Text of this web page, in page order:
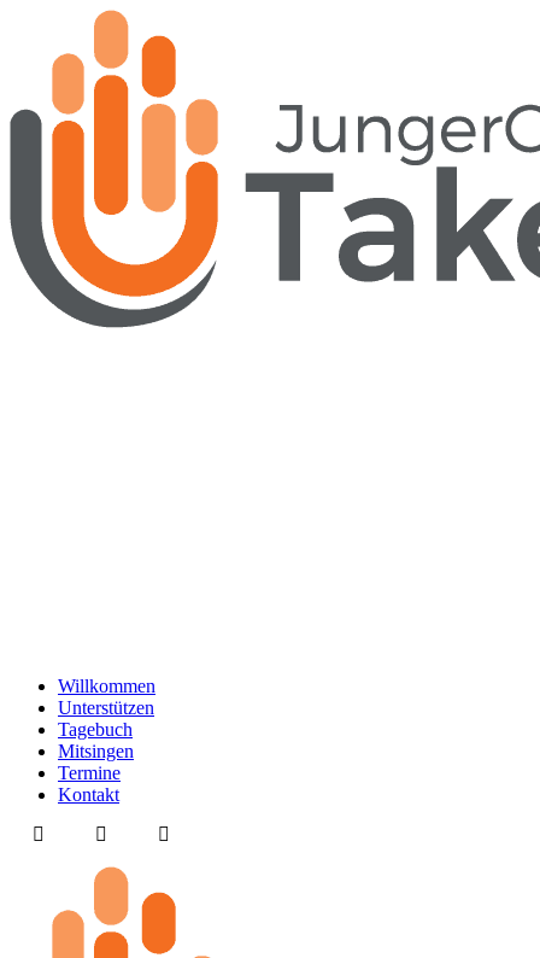
Willkommen
Unterstützen
Tagebuch
Mitsingen
Termine
Kontakt